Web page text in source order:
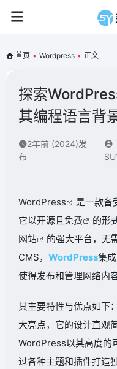
首页 • Wordpress • 正文
探索
其编程语言背
2年前 (2024)发
布
WordPress
是一款备
它以开源且 免费
的形
网站
的强大平台，无
CMS， WordPress集
使得发布和管理网络内
其主要特性与优点如下
大亮点，它的设计直观
WordPress以其高度的
过各种主题和插件打造